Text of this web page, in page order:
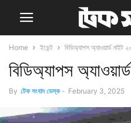
Home ইভেন্ট বিডিঅ্যাপস অ্যাওয়ার্ড নাইট
বিডিঅ্যাপস
By টেক সংবাদ ডেস্ক - February 3, 2025